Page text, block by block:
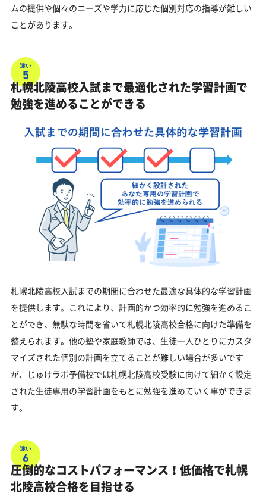
ムの提供や個々のニーズや学力に応じた個別対応の指導が難しい
ことがあります。
違い
5
札幌北陵高校入試まで最適化された学習計画で
勉強を進めることができる
札幌北陵高校入試までの期間に合わせた最適な具体的な学習計画
を提供します。これにより、計画的かつ効率的に勉強を進めるこ
とができ、無駄な時間を省いて札幌北陵高校合格に向けた準備を
整えられます。他の塾や家庭教師では、生徒一人ひとりにカスタ
マイズされた個別の計画を立てることが難しい場合が多いです
が、じゅけラボ予備校では札幌北陵高校受験に向けて細かく設定
された生徒専用の学習計画をもとに勉強を進めていく事ができま
す。
違い
6
圧倒的なコストパフォーマンス！低価格で札幌
北陵高校合格を目指せる